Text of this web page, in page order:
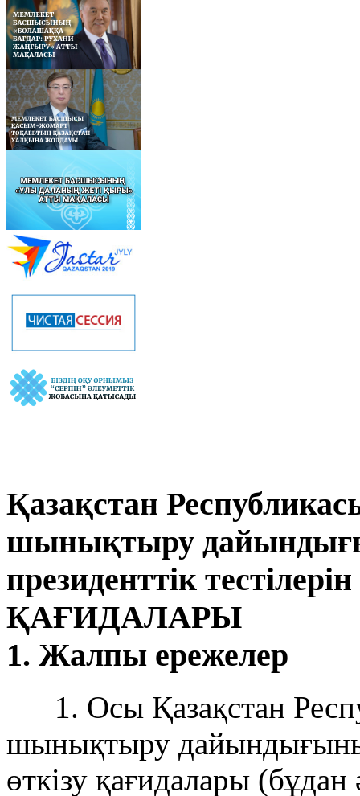
Қазақстан
шынықтыру
президенттік тестілерін
ҚАҒИДАЛАРЫ
1. Жалпы ережелер
1. Осы Қазақстан
шынықтыру
өткізу қағидалары